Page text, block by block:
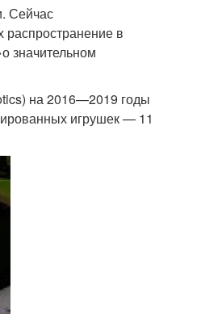
Сейчас
распространение в
о значительном
на 2016—2019 годы
игрушек — 11